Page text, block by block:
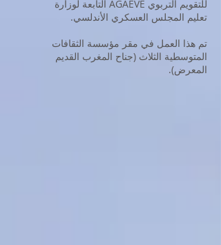
للتقويم التربوي AGAEVE التابعة لوزارة
تعليم المجلس العسكري الأندلسي.
تم هذا العمل في مقر مؤسسة الثقافات
المتوسطية الثلاث (جناح المغرب القديم
المعرض).